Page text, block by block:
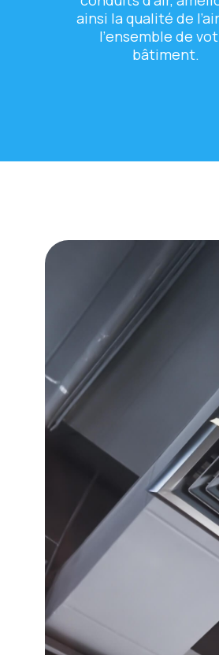
ainsi la qualité dе
l’еnsеmblе dе
bâtimеnt.